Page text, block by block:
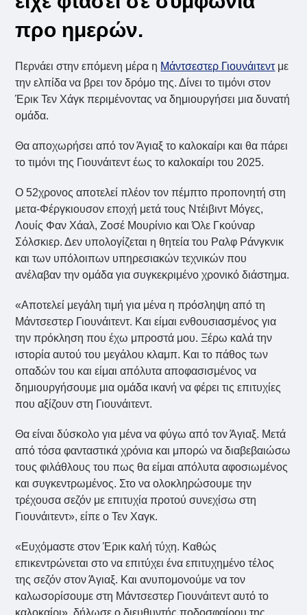
προ ημερών.
Περνάει στην επόμενη μέρα η Μάντσεστερ Γιουνάιτεντμε
την ελπίδα να βρει τον δρόμο της. Δίνει το τιμόνι στον
Έρικ Τεν Χάγκ περιμένοντας να δημιουργήσει μια δυνατή
ομάδα.
Θα αποχωρήσει από τον Άγιαξ το καλοκαίρι και θα πάρει
το τιμόνι της Γιουνάιτεντ έως το καλοκαίρι του 2025.
Ο 52χρονος αποτελεί πλέον τον πέμπτο προπονητή στη
μετα-Φέργκιουσον εποχή μετά τους Ντέιβιντ Μόγες,
Λουίς Φαν Χάαλ, Ζοσέ Μουρίνιο και Όλε Γκούναρ
Σόλσκιερ. Δεν υπολογίζεται η θητεία του Ραλφ Ράνγκνικ
και των υπόλοιπων υπηρεσιακών τεχνικών που
ανέλαβαν την ομάδα για συγκεκριμένο χρονικό διάστημα.
«Αποτελεί μεγάλη τιμή για μένα η πρόσληψη από τη
Μάντσεστερ Γιουνάιτεντ. Και είμαι ενθουσιασμένος για
την πρόκληση που έχω μπροστά μου. Ξέρω καλά την
ιστορία αυτού του μεγάλου κλαμπ. Και το πάθος των
οπαδών του και είμαι απόλυτα αποφασισμένος να
δημιουργήσουμε μια ομάδα ικανή να φέρει τις επιτυχίες
που αξίζουν στη Γιουνάιτεντ.
Θα είναι δύσκολο για μένα να φύγω από τον Άγιαξ. Μετά
από τόσα φανταστικά χρόνια και μπορώ να διαβεβαιώσω
τους φιλάθλους του πως θα είμαι απόλυτα αφοσιωμένος
και συγκεντρωμένος. Στο να ολοκληρώσουμε την
τρέχουσα σεζόν με επιτυχία προτού συνεχίσω στη
Γιουνάιτεντ», είπε ο Τεν Χαγκ.
«Ευχόμαστε στον Έρικ καλή τύχη. Καθώς
επικεντρώνεται στο να επιτύχει ένα επιτυχημένο τέλος
της σεζόν στον Άγιαξ. Και ανυπομονούμε να τον
καλωσορίσουμε στη Μάντσεστερ Γιουνάιτεντ αυτό το
καλοκαίρι», δήλωσε ο διευθυντής ποδοσφαίρου της